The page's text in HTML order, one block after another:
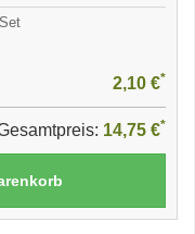
2,10 €*
14,75 €*